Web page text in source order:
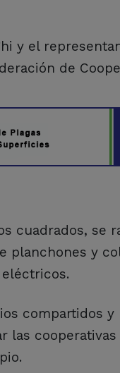
y el
de
cuadrados, se
planchones y
compartidos
las